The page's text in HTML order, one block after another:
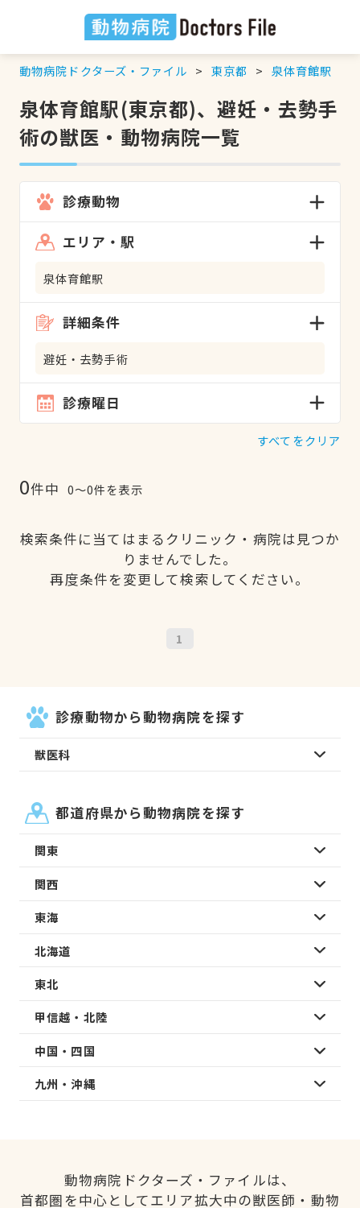
動物病院ドクターズ・ファイル 東京都 泉体育館駅
泉体育館駅(東京都)、避妊・去勢手
術の獣医・動物病院一覧
診療動物
エリア・駅
泉体育館駅
詳細条件
避妊・去勢手術
診療曜日
すべてをクリア
0件中 0〜0件を表示
検索条件に当てはまるクリニック・病院は見つか
りませんでした。
再度条件を変更して検索してください。
1
診療動物から動物病院を探す
獣医科
都道府県から動物病院を探す
関東
関西
東海
北海道
東北
甲信越・北陸
中国・四国
九州・沖縄
動物病院ドクターズ・ファイルは、
首都圏を中心としてエリア拡大中の獣医師・動物